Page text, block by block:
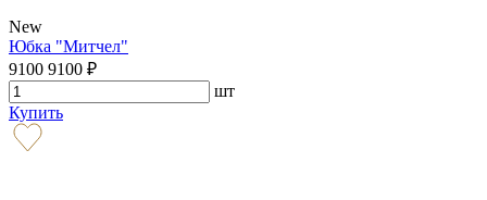
New
Юбка "Митчел"
9100 9100 ₽
шт
Купить